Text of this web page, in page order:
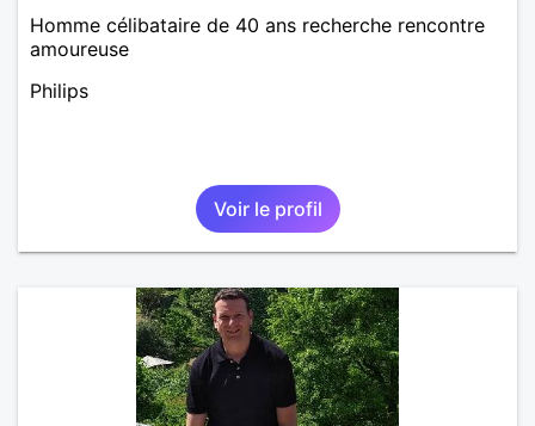
Homme célibataire de 40 ans recherche rencontre
amoureuse
Philips
Voir le profil